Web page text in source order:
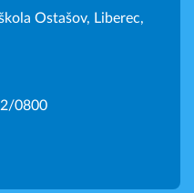
Ostašov, Liberec,
0800